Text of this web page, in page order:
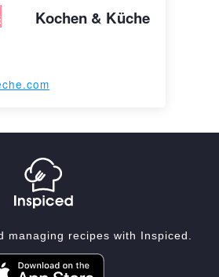
Kochen & Küche
managing recipes with Inspiced.